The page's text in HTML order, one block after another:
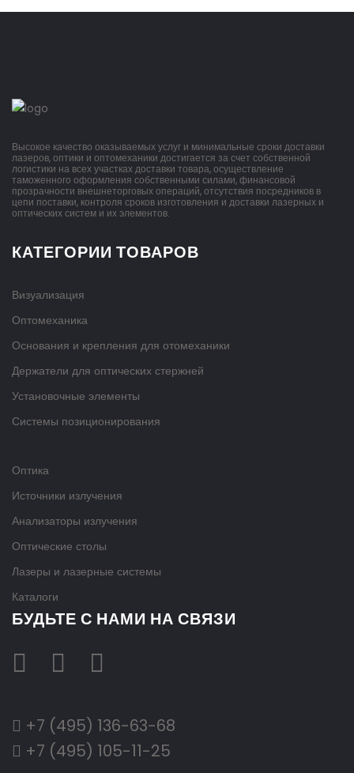
Высокое качество оказываемых услуг и минимальные сроки доставки
лазеров, оптики и оптомеханики достигается за счет собственной
логистики на всех участках доставки товара, осуществление
таможенного оформления собственными силами, финансовой
прозрачности внешнеторговых операций, отсутствия посредников в
цепи поставки, контроля сроков изготовления и доставки лазерных и
оптических систем и их элементов.
КАТЕГОРИИ ТОВАРОВ
Визуализация
Оптомеханика
Основания и крепления для отомеханики
Держатели для оптических стержней
Установочные элементы
Системы позиционирования
Оптика
Источники излучения
Анализаторы излучения
Оптические столы
Лазеры и лазерные системы
Каталоги
БУДЬТЕ С НАМИ НА СВЯЗИ
+7 (495) 136-63-68
+7 (495) 105-11-25